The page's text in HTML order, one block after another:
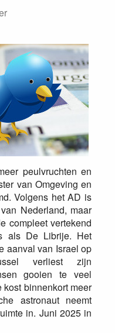
peulvruchten en
van Omgeving en
Volgens het AD is
Nederland, maar
compleet vertekend
als De Librije. Het
aanval van Israel op
verliest zijn
gooien te veel
binnenkort meer
astronaut neemt
in. Juni 2025 in